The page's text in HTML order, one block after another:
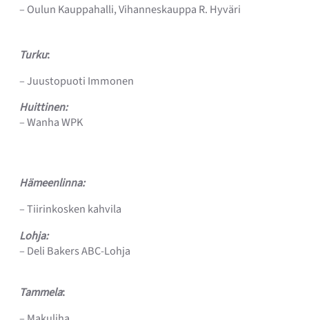
– Oulun Kauppahalli, Vihanneskauppa R. Hyväri
Turku:
– Juustopuoti Immonen
Huittinen:
– Wanha WPK
Hämeenlinna:
– Tiirinkosken kahvila
Lohja:
– Deli Bakers ABC-Lohja
Tammela: